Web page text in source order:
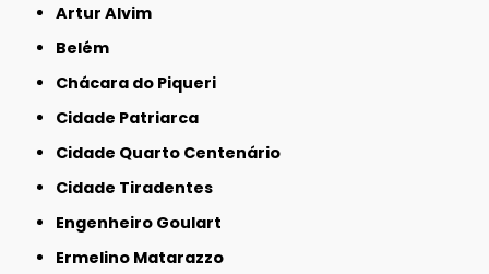
Artur Alvim
Belém
Chácara do Piqueri
Cidade Patriarca
Cidade Quarto Centenário
Cidade Tiradentes
Engenheiro Goulart
Ermelino Matarazzo